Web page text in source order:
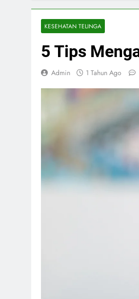
KESEHATAN TELINGA
5 Tips
Admin 1 Tahun Ago